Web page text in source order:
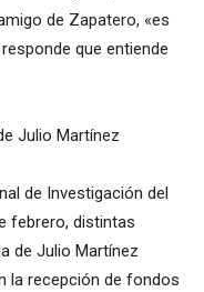
de Zapatero, «es
que entiende
Julio Martínez
de Investigación del
febrero, distintas
de Julio Martínez
la recepción de fondos